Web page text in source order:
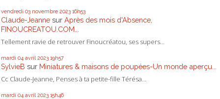
vendredi 03 novembre 2023 16h53
Claude-Jeanne sur Après des mois d'Absence,
FINOUCREATOU.COM...
Tellement ravie de retrouver Finoucréatou, ses supers...
mardi 04 avril 2023 19h57
SylvieB sur Miniatures & maisons de poupées-Un monde aperçu...
Cc Claude-Jeanne, Penses à ta petite-fille Térésa...
mardi 04 avril 2023 15h46